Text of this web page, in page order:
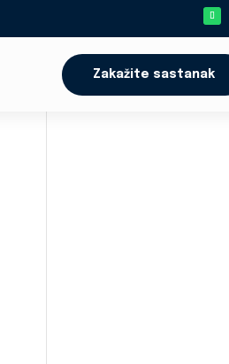
Zakažite sastanak